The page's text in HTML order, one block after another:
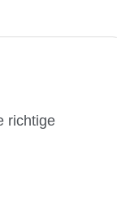
richtige